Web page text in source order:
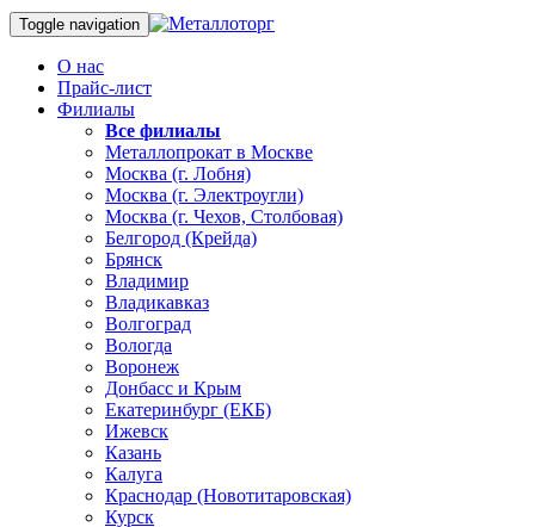
Toggle navigation
О нас
Прайс-лист
Филиалы
Все филиалы
Металлопрокат в Москве
Москва (г. Лобня)
Москва (г. Электроугли)
Москва (г. Чехов, Столбовая)
Белгород (Крейда)
Брянск
Владимир
Владикавказ
Волгоград
Вологда
Воронеж
Донбасс и Крым
Екатеринбург (ЕКБ)
Ижевск
Казань
Калуга
Краснодар (Новотитаровская)
Курск